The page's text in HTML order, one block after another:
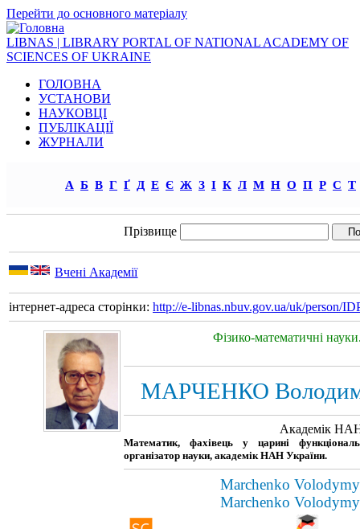
Перейти до основного матеріалу
LIBNAS | LIBRARY PORTAL OF NATIONAL ACADEMY OF
SCIENCES OF UKRAINE
ГОЛОВНА
УСТАНОВИ
НАУКОВЦІ
ПУБЛІКАЦІЇ
ЖУРНАЛИ
А Б В Г Ґ Д Е Є Ж З І К Л М Н О П Р С Т
Прізвище
Вчені Академії
інтернет-адреса сторінки: http://e-libnas.nbuv.gov.ua/uk/person/
Фізико-математичні
МАРЧЕНКО
Академік
Математик, фахівець у царині
організатор науки, академік НАН України.
Marchenko
Marchenko